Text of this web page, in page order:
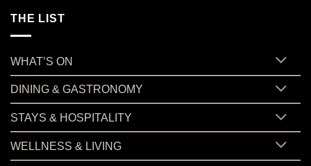
THE LIST
WHAT’S ON
DINING & GASTRONOMY
STAYS & HOSPITALITY
WELLNESS & LIVING